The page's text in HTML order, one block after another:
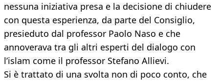
nessuna iniziativa presa e la decisione di chiudere
con questa esperienza, da parte del Consiglio,
presieduto dal professor Paolo Naso e che
annoverava tra gli altri esperti del dialogo con
l’islam come il professor Stefano Allievi.
Si è trattato di una svolta non di poco conto, che